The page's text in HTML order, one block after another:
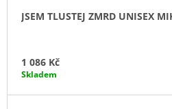
JSEM TLUSTEJ ZMRD UNISEX
1 086 Kč
Skladem